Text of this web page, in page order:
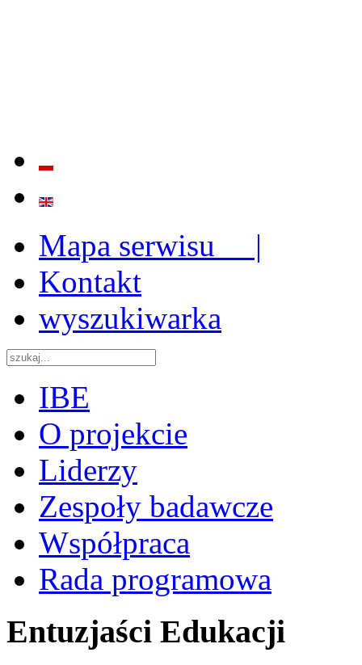
Mapa serwisu |
Kontakt
wyszukiwarka
IBE
O projekcie
Liderzy
Zespoły badawcze
Współpraca
Rada programowa
Entuzjaści Edukacji